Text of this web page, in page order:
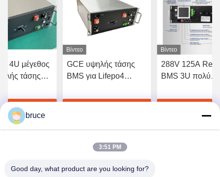
4U μέγεθος
τάσης
μπαταρίες
την καλύτερη
Βίντεο
GCE υψηλής τάσης
BMS για Lifepo4
96V-1000V
Βίντεο
288V 125A
BMS 3U πολύ
μπαταρία LFP
Πάρτε την
bruce
3:51 PM
Good day, what product are you looking for?